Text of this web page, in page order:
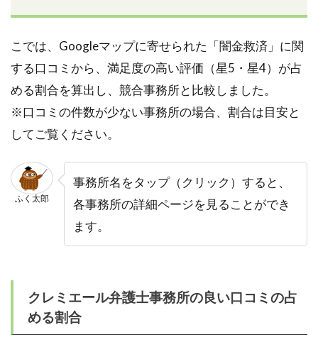
こでは、Googleマップに寄せられた「闇金救済」に関
する口コミから、満足度の高い評価（星5・星4）が占
める割合を算出し、競合事務所と比較しました。
※口コミの件数が少ない事務所の場合、割合は目安と
してご覧ください。
ふく太郎
事務所名をタップ（クリック）すると、
各事務所の詳細ページを見ることができ
ます。
クレミエール弁護士事務所の良い口コミの占
める割合